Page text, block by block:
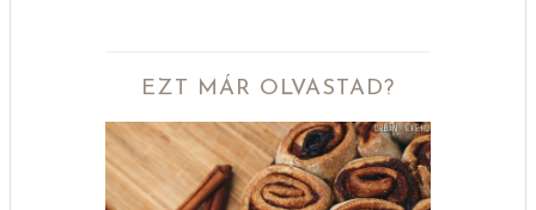
EZT MÁR OLVASTAD?